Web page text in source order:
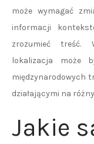
może wymagać
informacji
zrozumieć treść.
lokalizacja może
międzynarodowych
działającymi na
Jakie